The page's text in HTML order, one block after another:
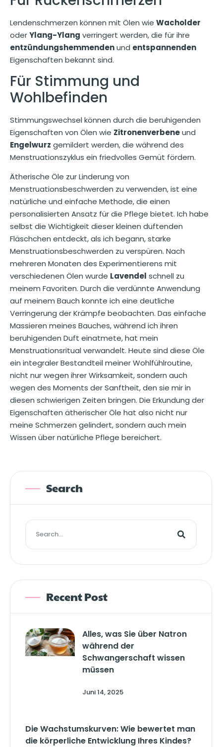
Lendenschmerzen können mit Ölen wie Wacholder
oderYlang-Ylang verringert werden, die für ihre
entzündungshemmendenund entspannenden
Eigenschaften bekannt sind.
Für Stimmung und
Wohlbefinden
Stimmungswechsel können durch die beruhigenden
Eigenschaften von Ölen wie Zitronenverbeneund
Engelwurz gemildert werden, die während des
Menstruationszyklus ein friedvolles Gemüt fördern.
Ätherische Öle zur Linderung von
Menstruationsbeschwerden zu verwenden, ist eine
natürliche und einfache Methode, die einen
personalisierten Ansatz für die Pflege bietet. Ich habe
selbst die Wichtigkeit dieser kleinen duftenden
Fläschchen entdeckt, als ich begann, starke
Menstruationsbeschwerden zu verspüren. Nach
mehreren Monaten des Experimentierens mit
verschiedenen Ölen wurde Lavendel schnell zu
meinem Favoriten. Durch die verdünnte Anwendung
auf meinem Bauch konnte ich eine deutliche
Verringerung der Krämpfe beobachten. Das einfache
Massieren meines Bauches, während ich ihren
beruhigenden Duft einatmete, hat mein
Menstruationsritual verwandelt. Heute sind diese Öle
ein integraler Bestandteil meiner Wohlfühlroutine,
nicht nur wegen ihrer Wirksamkeit, sondern auch
wegen des Moments der Sanftheit, den sie mir in
diesen schwierigen Zeiten bringen. Die Erkundung der
Eigenschaften ätherischer Öle hat also nicht nur
meine Schmerzen gelindert, sondern auch mein
Wissen über natürliche Pflege bereichert.
Search
Recent Post
Alles, was Sie über Natron
während der
Schwangerschaft wissen
müssen
Juni 14, 2025
Die Wachstumskurven: Wie bewertet man
die körperliche Entwicklung Ihres Kindes?